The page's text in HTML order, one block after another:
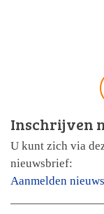
Inschrijven
U kunt zich via
nieuwsbrief:
Aanmelden